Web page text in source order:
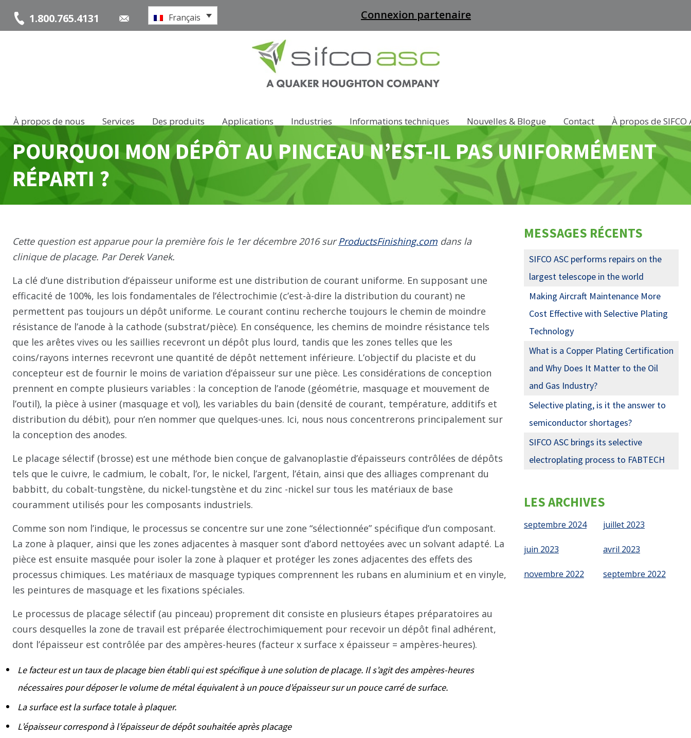
1.800.765.4131 Français Connexion partenaire
À propos de nous Services Des produits Applications Industries Informations techniques Nouvelles & Blogue Contact À propos de SIFCO
POURQUOI MON DÉPÔT AU PINCEAU N’EST-IL PAS UNIFORMÉMENT
RÉPARTI ?
Cette question est apparue pour la première fois le 1er décembre 2016 surProductsFinishing.com dans la
clinique de placage. Par Derek Vanek.
La clé d’une distribution d’épaisseur uniforme est une distribution de courant uniforme. En supposant une
efficacité de 100%, les lois fondamentales de l’électrochimie (c’est-à-dire la distribution du courant) ne
permettent pas toujours un dépôt uniforme. Le courant continu recherche toujours le chemin de moindre
résistance de l’anode à la cathode (substrat/pièce). En conséquence, les chemins de moindre résistance tels
que les arêtes vives ou les saillies recevront un dépôt plus lourd, tandis que les zones telles que les
coins/rayons internes recevront une quantité de dépôt nettement inférieure. L’objectif du placiste et du
concepteur est de fournir le moins de variation d’épaisseur sur une pièce. Les considérations de conception
prennent en compte plusieurs variables : la conception de l’anode (géométrie, masquage et mouvement de
l’outil), la pièce à usiner (masquage et vol), les variables du bain (densité de courant, température, additifs et
distribution du débit), pour n’en nommer que quelques-unes. Ici, nous nous concentrerons principalement sur
la conception des anodes.
Le placage sélectif (brosse) est une méthode bien conçue de galvanoplastie d’épaisseurs contrôlées de dépôts
tels que le cuivre, le cadmium, le cobalt, l’or, le nickel, l’argent, l’étain, ainsi que des alliages comprenant du
babbitt, du cobalt-tungstène, du nickel-tungstène et du zinc -nickel sur tous les matériaux de base
couramment utilisés pour les composants industriels.
Comme son nom l’indique, le processus se concentre sur une zone “sélectionnée” spécifique d’un composant.
La zone à plaquer, ainsi que les zones adjacentes à masquer sont d’abord nettoyées avec un solvant adapté. La
pièce est ensuite masquée pour isoler la zone à plaquer et protéger les zones adjacentes des effets des
processus chimiques. Les matériaux de masquage typiques comprennent les rubans en aluminium et en vinyle,
les peintures de masquage et les fixations spéciales.
Le processus de placage sélectif (au pinceau) proprement dit consiste en plusieurs étapes préparatoires au
cours desquelles la zone de travail est préparée électrochimiquement pour recevoir un dépôt final adhérent,
dont l’épaisseur est contrôlée par des ampères-heures (facteur x surface x épaisseur = ampères-heures).
Le facteur est un taux de placage bien établi qui est spécifique à une solution de placage. Il s’agit des ampères-heures
nécessaires pour déposer le volume de métal équivalent à un pouce d’épaisseur sur un pouce carré de surface.
La surface est la surface totale à plaquer.
L’épaisseur correspond à l’épaisseur de dépôt souhaitée après placage
MESSAGES RÉCENTS
SIFCO ASC performs repairs on the
largest telescope in the world
Making Aircraft Maintenance More
Cost Effective with Selective Plating
Technology
What is a Copper Plating Certification
and Why Does It Matter to the Oil
and Gas Industry?
Selective plating, is it the answer to
semiconductor shortages?
SIFCO ASC brings its selective
electroplating process to FABTECH
LES ARCHIVES
septembre 2024 juillet 2023
juin 2023 avril 2023
novembre 2022 septembre 2022